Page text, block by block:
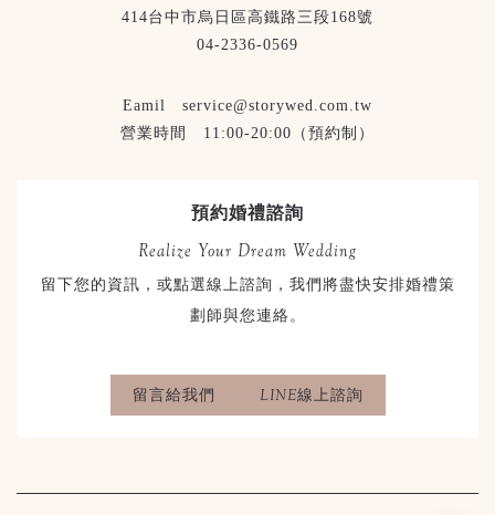
414台中市烏日區高鐵路三段168號
04-2336-0569
Eamil service@storywed.com.tw
營業時間 11:00-20:00（預約制）
預約婚禮諮詢
Realize Your Dream Wedding
留下您的資訊，或點選線上諮詢，我們將盡快安排婚禮策
劃師與您連絡。
留言給我們 LINE線上諮詢